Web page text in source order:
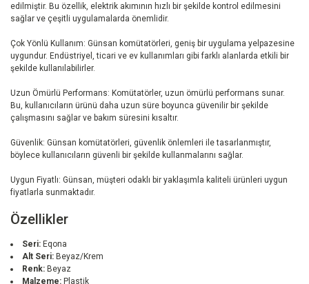
edilmiştir. Bu özellik, elektrik akımının hızlı bir şekilde kontrol edilmesini
sağlar ve çeşitli uygulamalarda önemlidir.
Çok Yönlü Kullanım: Günsan komütatörleri, geniş bir uygulama yelpazesine
uygundur. Endüstriyel, ticari ve ev kullanımları gibi farklı alanlarda etkili bir
şekilde kullanılabilirler.
Uzun Ömürlü Performans: Komütatörler, uzun ömürlü performans sunar.
Bu, kullanıcıların ürünü daha uzun süre boyunca güvenilir bir şekilde
çalışmasını sağlar ve bakım süresini kısaltır.
Güvenlik: Günsan komütatörleri, güvenlik önlemleri ile tasarlanmıştır,
böylece kullanıcıların güvenli bir şekilde kullanmalarını sağlar.
Uygun Fiyatlı: Günsan, müşteri odaklı bir yaklaşımla kaliteli ürünleri uygun
fiyatlarla sunmaktadır.
Özellikler
Seri: Eqona
Alt Seri: Beyaz/Krem
Renk: Beyaz
Malzeme: Plastik